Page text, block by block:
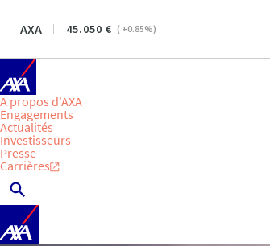
AXA 45.050 ( +0.85%)
A propos d'AXA
Engagements
Actualités
Investisseurs
Presse
Carrières